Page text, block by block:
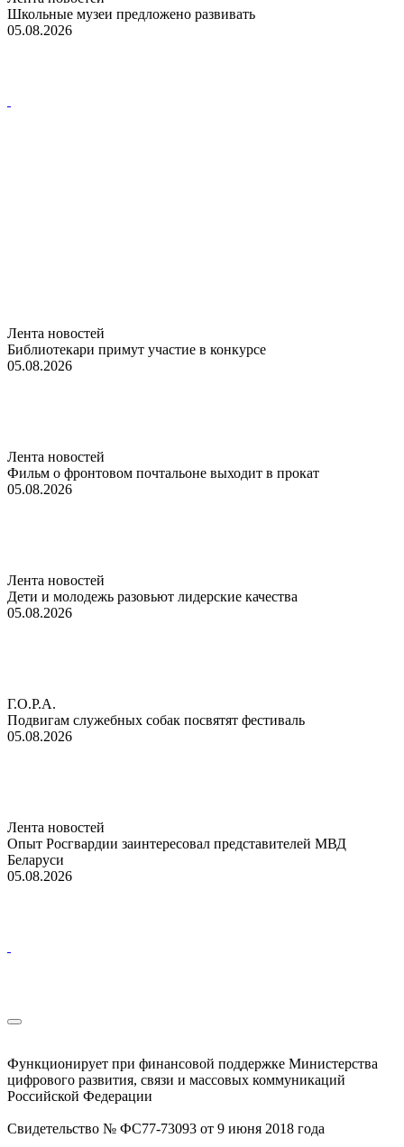
Школьные музеи предложено развивать
05.08.2026
Лента новостей
Библиотекари примут участие в конкурсе
05.08.2026
Лента новостей
Фильм о фронтовом почтальоне выходит в прокат
05.08.2026
Лента новостей
Дети и молодежь разовьют лидерские качества
05.08.2026
Г.О.Р.А.
Подвигам служебных собак посвятят фестиваль
05.08.2026
Лента новостей
Опыт Росгвардии заинтересовал представителей МВД
Беларуси
05.08.2026
Функционирует при финансовой поддержке Министерства
цифрового развития, связи и массовых коммуникаций
Российской Федерации
Свидетельство № ФС77-73093 от 9 июня 2018 года